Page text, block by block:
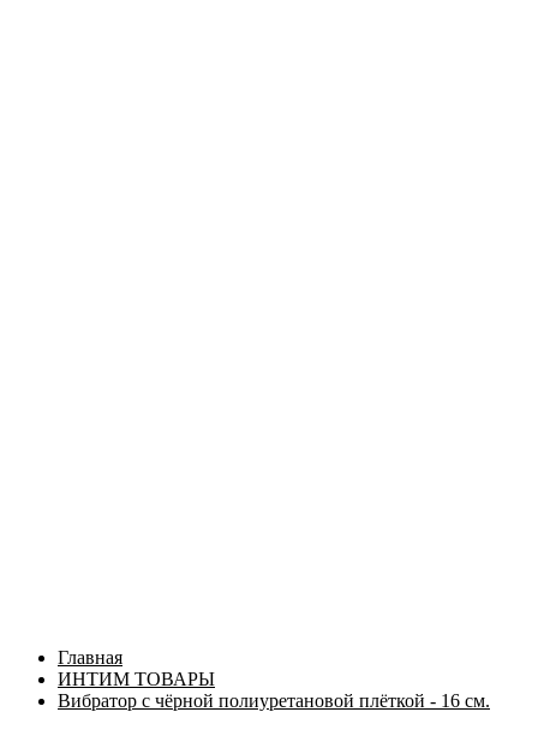
Главная
ИНТИМ ТОВАРЫ
Вибратор с чёрной полиуретановой плёткой - 16 см.